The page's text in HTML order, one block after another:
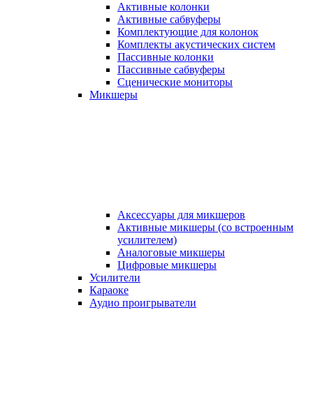
Активные колонки
Активные сабвуферы
Комплектующие для колонок
Комплекты акустических систем
Пассивные колонки
Пассивные сабвуферы
Сценические мониторы
Микшеры
Аксессуары для микшеров
Активные микшеры (со встроенным
усилителем)
Аналоговые микшеры
Цифровые микшеры
Усилители
Караоке
Аудио проигрыватели